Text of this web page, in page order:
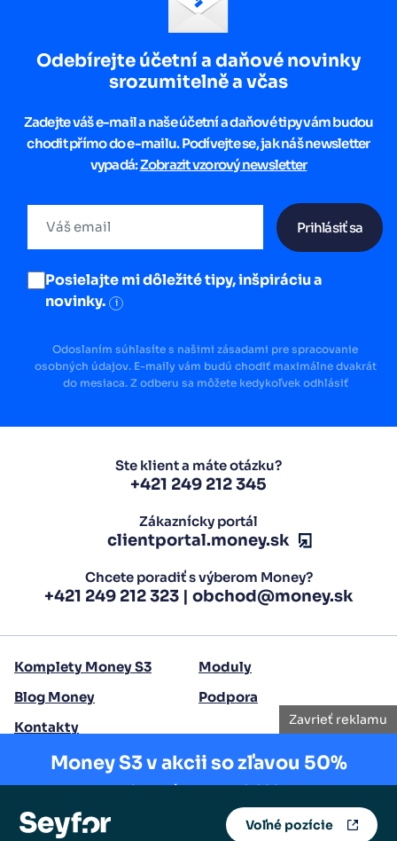
Zavrieť reklamu
Money S3 v akcii so zľavou 50%
Akcia platí len do15.8.2025.
Zistiť viac
Odebírejte účetní a daňové novinky
srozumitelně a včas
Zadejte váš e-mail a naše účetní a daňové tipy vám budou
chodit přímo do e-mailu. Podívejte se, jak náš newsletter
vypadá:Zobrazit vzorový newsletter
Prihlásiť sa
Posielajte mi dôležité tipy, inšpiráciu a
novinky.
i
Odoslaním súhlasíte s našimi zásadami pre spracovanie
osobných údajov. E-maily vám budú chodiť maximálne dvakrát
do mesiaca. Z odberu sa môžete kedykoľvek odhlásiť
Ste klient a máte otázku?
+421 249 212 345
Zákaznícky portál
clientportal.money.sk
Chcete poradiť s výberom Money?
+421 249 212 323| obchod@money.sk
Komplety Money S3
Moduly
Blog Money
Podpora
Kontakty
Copyright 2026 Seyfor Slovensko, a.s.
Voľné pozície